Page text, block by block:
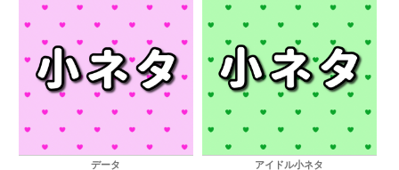
データ アイドル小ネタ